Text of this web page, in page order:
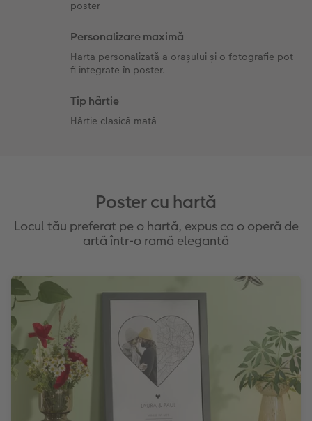
poster
Personalizare maximă
Harta personalizată a orașului și o fotografie pot
fi integrate în poster.
Tip hârtie
Hârtie clasică mată
Poster cu hartă
Locul tău preferat pe o hartă, expus ca o operă de
artă într-o ramă elegantă